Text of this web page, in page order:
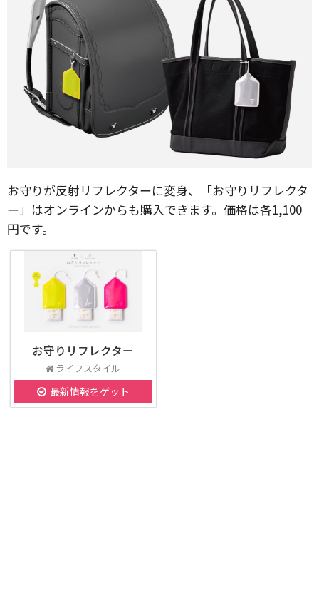
お守りが反射リフレクターに変身、「お守りリフレクタ
ー」はオンラインからも購入できます。価格は各1,100
円です。
お守りリフレクター
ライフスタイル
最新情報をゲット